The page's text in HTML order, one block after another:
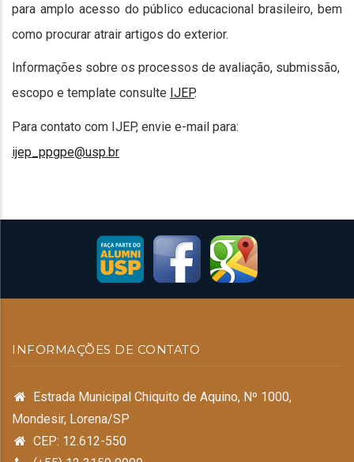
para amplo acesso do público educacional brasileiro, bem
como procurar atrair artigos do exterior.
Informações sobre os processos de avaliação, submissão,
escopo e template consulte IJEP.
Para contato com IJEP, envie e-mail para:
ijep_ppgpe@usp.br
INFORMAÇÕES DE CONTATO
Estrada Municipal Chiquito de Aquino, Nº 1000,
Mondesir, Lorena/SP
CEP: 12.612-550